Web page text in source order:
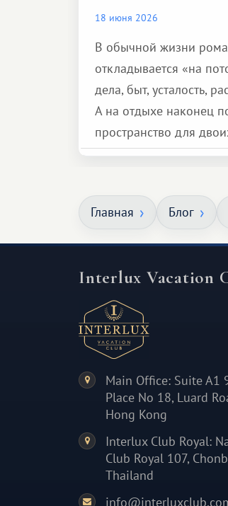
18 июня 2026
В обычной жизни
откладывается «на
дела, быт, усталость,
А на отдыхе наконец
пространство для
сделать для близкого
масштабное, но тёплое
и запоминающееся :)
Главная Блог
Interlux Vacation
Main Office: Suite A1
Place No 18, Luard
Hong Kong
Interlux Club Royal:
Club Royal 107,
Thailand